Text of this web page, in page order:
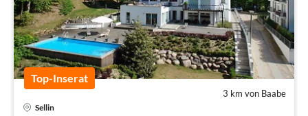
Top-Inserat
3 km von Baabe
Sellin